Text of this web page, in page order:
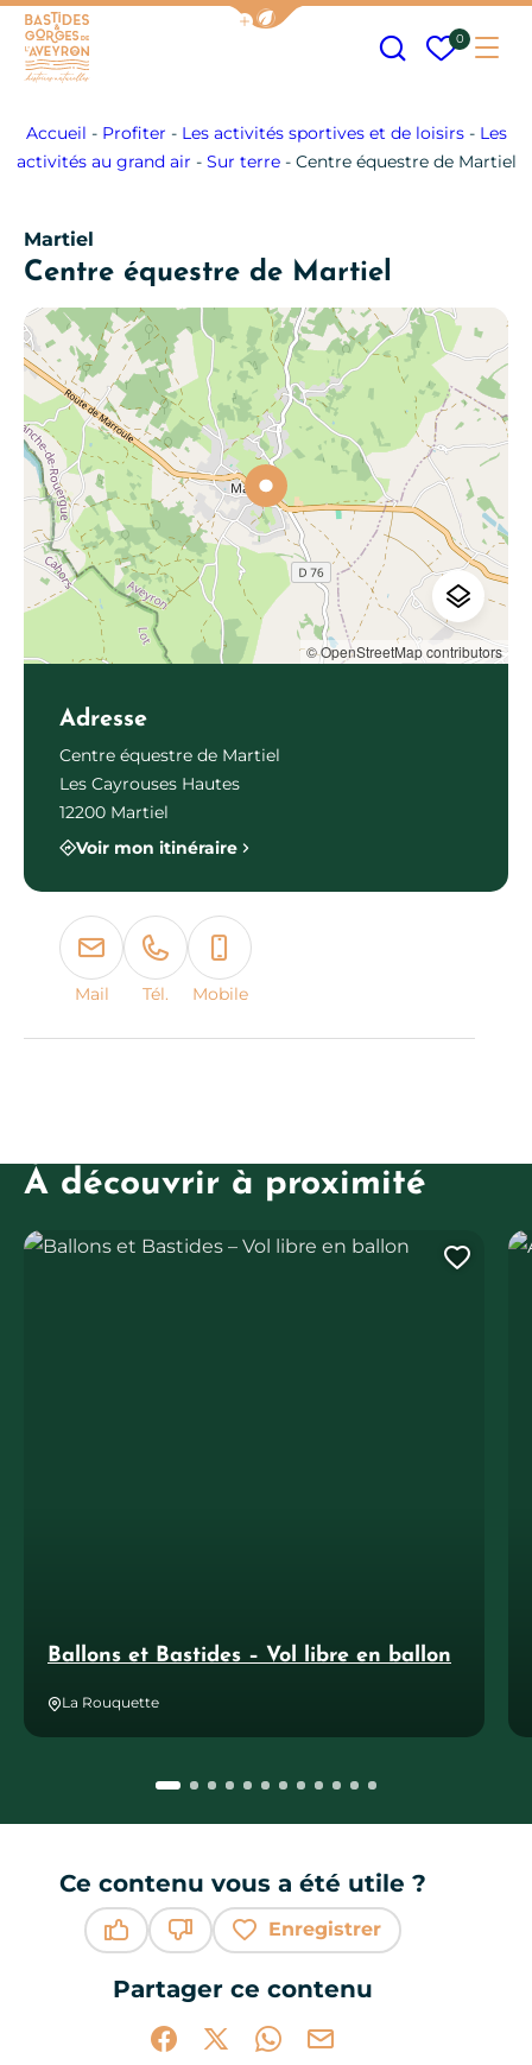
Afficher la barre de navigation
Mes
0
Accueil - Profiter - Les activités sportives et de loisirs- Les
activités au grand air - Sur terre- Centre équestre de Martiel
Martiel
Centre équestre de Martiel
© OpenStreetMap contributors
Adresse
Centre équestre de Martiel
Les Cayrouses Hautes
12200 Martiel
Voir mon itinéraire
Mail Tél. Mobile
À découvrir à proximité
Ballons et Bastides – Vol libre en ballon
La Rouquette
Ballons et Bastides – Vol libre en ballon
Ce contenu vous a été utile ?
Enregistrer
Partager ce contenu
Partager sur Facebook (nouvelle
Partager sur X / Twitter (nouvelle
Partager sur WhatsApp
Partager par mail